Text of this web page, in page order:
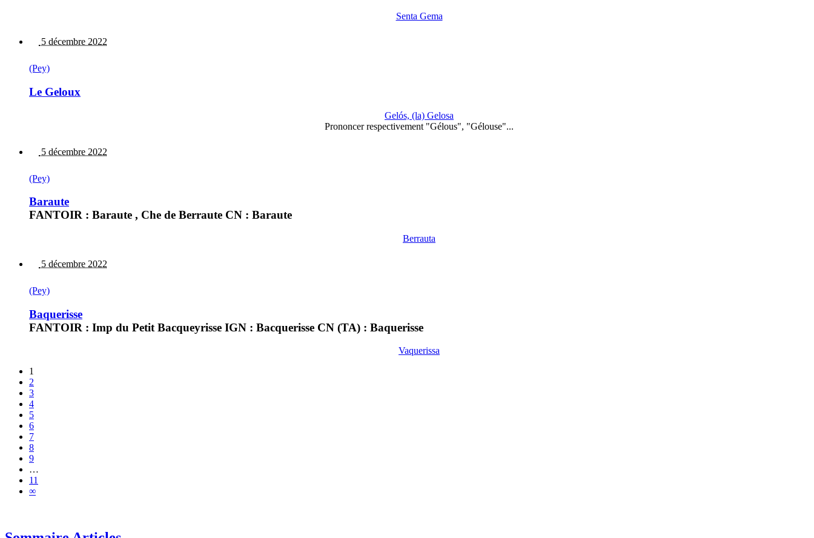
Senta Gema
5 décembre 2022
(Pey)
Le Geloux
Gelós, (la) Gelosa
Prononcer respectivement "Gélous", "Gélouse"...
5 décembre 2022
(Pey)
Baraute
FANTOIR : Baraute , Che de Berraute CN : Baraute
Berrauta
5 décembre 2022
(Pey)
Baquerisse
FANTOIR : Imp du Petit Bacqueyrisse IGN : Bacquerisse CN (TA) : Baquerisse
Vaquerissa
1
2
3
4
5
6
7
8
9
…
11
∞